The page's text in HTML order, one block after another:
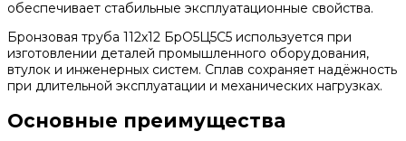
обеспечивает стабильные эксплуатационные свойства.
Бронзовая труба 112х12 БрО5Ц5С5 используется при
изготовлении деталей промышленного оборудования,
втулок и инженерных систем. Сплав сохраняет надёжность
при длительной эксплуатации и механических нагрузках.
Основные преимущества